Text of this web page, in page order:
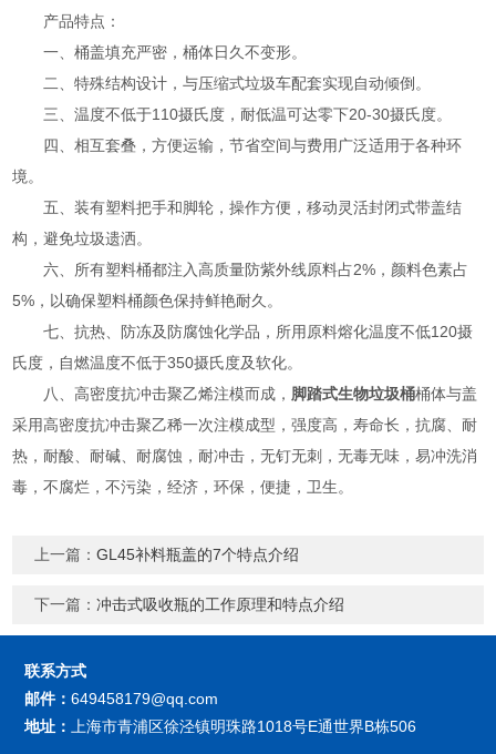
产品特点：
一、桶盖填充严密，桶体日久不变形。
二、特殊结构设计，与压缩式垃圾车配套实现自动倾倒。
三、温度不低于110摄氏度，耐低温可达零下20-30摄氏度。
四、相互套叠，方便运输，节省空间与费用广泛适用于各种环
境。
五、装有塑料把手和脚轮，操作方便，移动灵活封闭式带盖结
构，避免垃圾遗洒。
六、所有塑料桶都注入高质量防紫外线原料占2%，颜料色素占
5%，以确保塑料桶颜色保持鲜艳耐久。
七、抗热、防冻及防腐蚀化学品，所用原料熔化温度不低120摄
氏度，自燃温度不低于350摄氏度及软化。
八、高密度抗冲击聚乙烯注模而成， 脚踏式生物垃圾桶桶体与盖
采用高密度抗冲击聚乙稀一次注模成型，强度高，寿命长，抗腐、耐
热，耐酸、耐碱、耐腐蚀，耐冲击，无钉无刺，无毒无味，易冲洗消
毒，不腐烂，不污染，经济，环保，便捷，卫生。
上一篇：GL45补料瓶盖的7个特点介绍
下一篇：冲击式吸收瓶的工作原理和特点介绍
联系方式
邮件：649458179@qq.com
地址：
上海市青浦区徐泾镇明珠路1018号E通世界B栋506